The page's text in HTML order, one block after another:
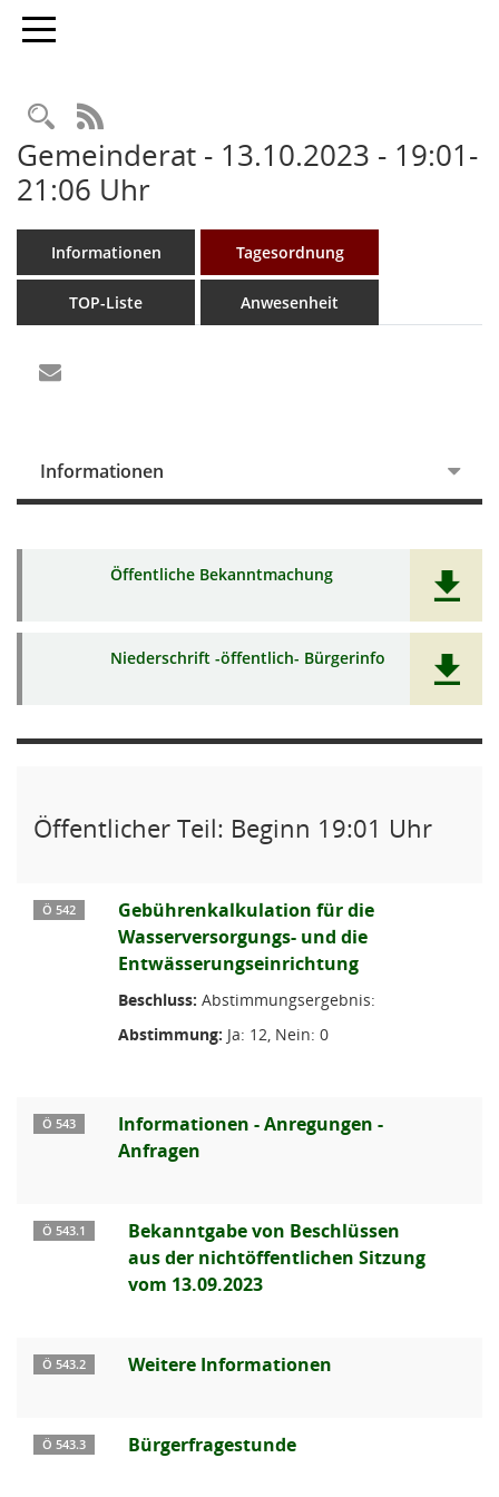
Toggle navigation
Rechercheauswahl
RSS-Feed
Gemeinderat - 13.10.2023 - 19:01-
21:06 Uhr
Informationen Tagesordnung
TOP-Liste Anwesenheit
Informationen
Öffentliche Bekanntmachung
Niederschrift -öffentlich- Bürgerinfo
Öffentlicher Teil: Beginn 19:01 Uhr
Ö 542
Gebührenkalkulation für die
Wasserversorgungs- und die
Entwässerungseinrichtung
Beschluss: Abstimmungsergebnis:
Abstimmung: Ja: 12, Nein: 0
Ö 543
Informationen - Anregungen -
Anfragen
Ö 543.1
Bekanntgabe von Beschlüssen
aus der nichtöffentlichen Sitzung
vom 13.09.2023
Ö 543.2 Weitere Informationen
Ö 543.3 Bürgerfragestunde